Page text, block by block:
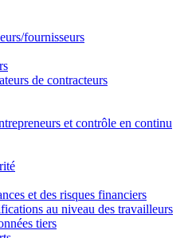
fournisseurs
de contracteurs
et contrôle en continu
et des risques financiers
au niveau des travailleurs
tiers